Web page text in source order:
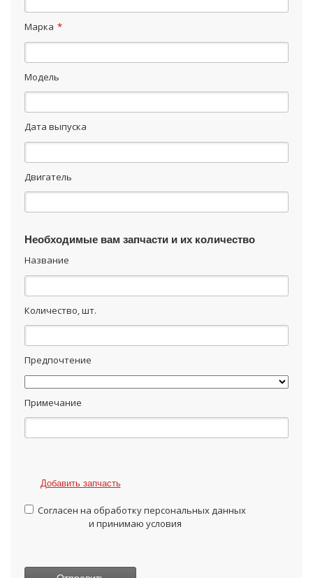
Марка *
Модель
Дата выпуска
Двигатель
Необходимые вам запчасти и их количество
Название
Количество, шт.
Предпочтение
Примечание
Добавить запчасть
Согласен на обработку персональных данных
и принимаю условия